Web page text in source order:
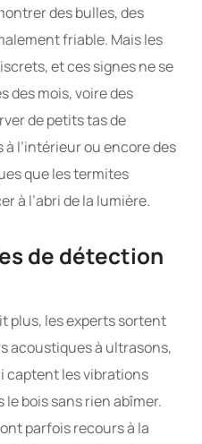
des bulles, des
friable. Mais les
et ces signes ne se
des mois, voire des
de petits tas de
l’intérieur ou encore des
que les termites
à l’abri de la lumière.
de détection
plus, les experts sortent
acoustiques à ultrasons,
captent les vibrations
bois sans rien abîmer.
parfois recours à la